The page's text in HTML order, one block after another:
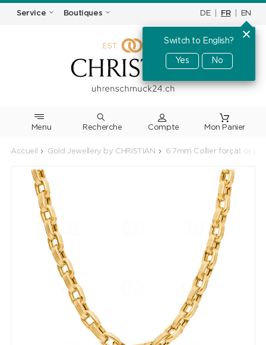
Service Boutiques DE FR EN
Switch to English?
Yes No
Menu Recherche
Accueil Gold Jewellery by CHRISTIAN 6.7mm Collier forçat or